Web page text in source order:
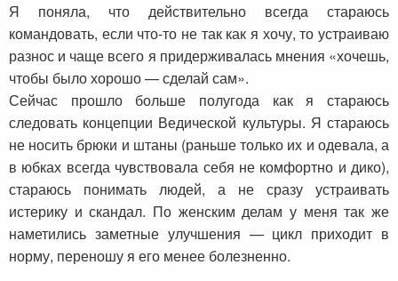
Я поняла, что действительно всегда стараюсь
командовать, если что-то не так как я хочу, то устраиваю
разнос и чаще всего я придерживалась мнения «хочешь,
чтобы было хорошо — сделай сам».
Сейчас прошло больше полугода как я стараюсь
следовать концепции Ведической культуры. Я стараюсь
не носить брюки и штаны (раньше только их и одевала, а
в юбках всегда чувствовала себя не комфортно и дико),
стараюсь понимать людей, а не сразу устраивать
истерику и скандал. По женским делам у меня так же
наметились заметные улучшения — цикл приходит в
норму, переношу я его менее болезненно.